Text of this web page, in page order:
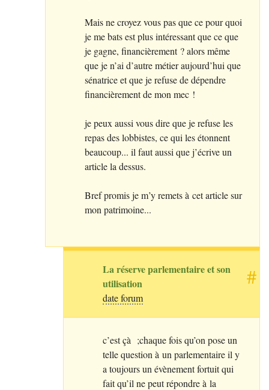
Mais ne croyez vous pas que ce pour quoi
je me bats est plus intéressant que ce que
je gagne, financièrement ? alors même
que je n’ai d’autre métier aujourd’hui que
sénatrice et que je refuse de dépendre
financièrement de mon mec !
je peux aussi vous dire que je refuse les
repas des lobbistes, ce qui les étonnent
beaucoup... il faut aussi que j’écrive un
article la dessus.
Bref promis je m’y remets à cet article sur
mon patrimoine...
#
La réserve parlementaire et son
utilisation
date forum
c’est çà ;chaque fois qu’on pose un
telle question à un parlementaire il y
a toujours un évènement fortuit qui
fait qu’il ne peut répondre à la